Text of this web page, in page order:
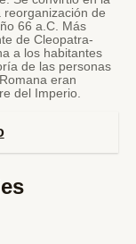
reorganización de
66 a.C. Más
de Cleopatra-
a los habitantes
de las personas
eran
del Imperio.